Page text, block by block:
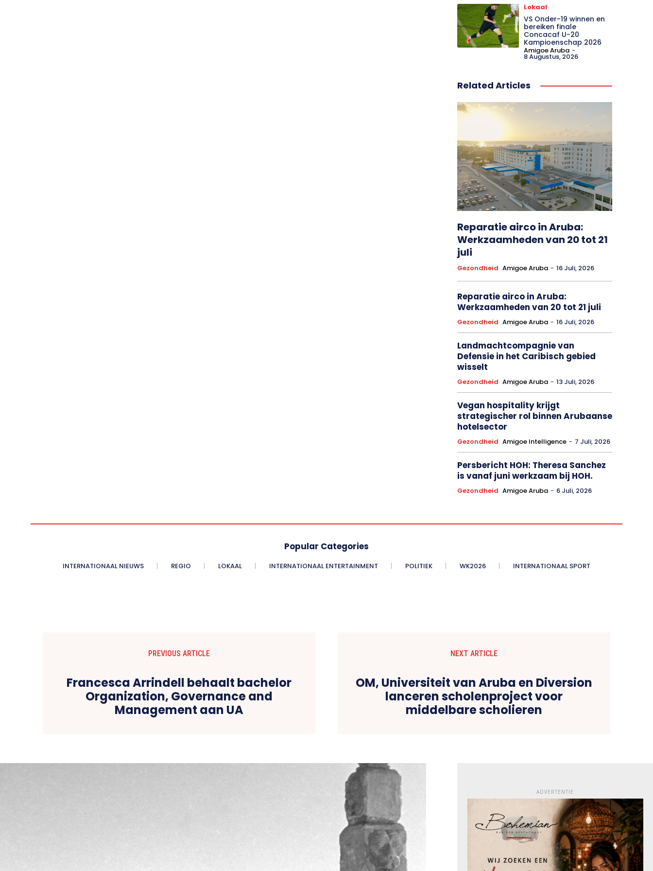
Lokaal
VS Onder-19 winnen en
bereiken finale
Concacaf U-20
Kampioenschap 2026
Amigoe Aruba -
8 Augustus, 2026
Related Articles
Reparatie airco in Aruba:
Werkzaamheden van 20 tot 21
juli
Gezondheid Amigoe Aruba - 16 Juli, 2026
Reparatie airco in Aruba:
Werkzaamheden van 20 tot 21 juli
Gezondheid Amigoe Aruba - 16 Juli, 2026
Landmachtcompagnie van
Defensie in het Caribisch gebied
wisselt
Gezondheid Amigoe Aruba - 13 Juli, 2026
Vegan hospitality krijgt
strategischer rol binnen Arubaanse
hotelsector
Gezondheid Amigoe Intelligence - 7 Juli, 2026
Persbericht HOH: Theresa Sanchez
is vanaf juni werkzaam bij HOH.
Gezondheid Amigoe Aruba - 6 Juli, 2026
Popular Categories
INTERNATIONAAL NIEUWS REGIO LOKAAL INTERNATIONAAL ENTERTAINMENT POLITIEK WK2026 INTERNATIONAAL SPORT
PREVIOUS ARTICLE
Francesca Arrindell behaalt bachelor
Organization, Governance and
Management aan UA
NEXT ARTICLE
OM, Universiteit van Aruba en Diversion
lanceren scholenproject voor
middelbare scholieren